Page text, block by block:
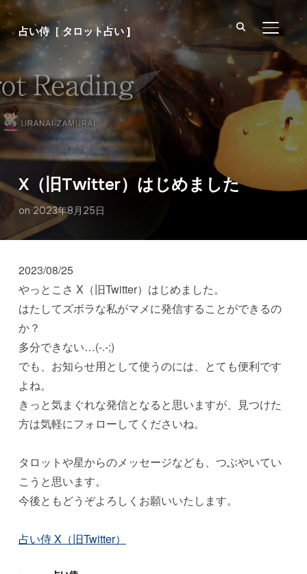
占い侍［ タロット占い ] サイド
X（旧Twitter）はじめました
on 2023年8月25日
2023/08/25
やっとこさ X（旧Twitter）はじめました。
はたしてズボラな私がマメに発信することができるの
か？
多分できない…(-.-;)
でも、お知らせ用として使うのには、とても便利です
よね。
きっと気まぐれな発信となると思いますが、見つけた
方は気軽にフォローしてくださいね。
タロットや星からのメッセージなども、つぶやいてい
こうと思います。
今後ともどうぞよろしくお願いいたします。
占い侍 X（旧Twitter）